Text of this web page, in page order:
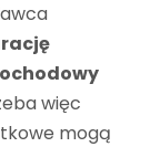
więc
mogą